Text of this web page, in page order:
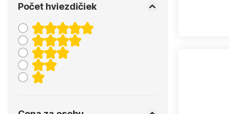
Počet hviezdičiek